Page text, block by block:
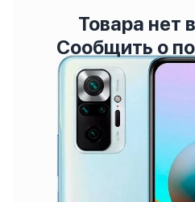
Товара нет
Сообщить о